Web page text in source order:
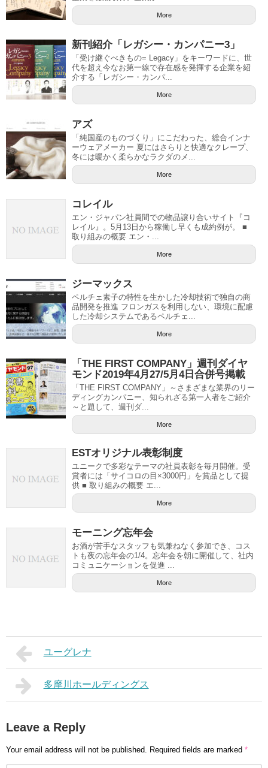
More
新刊紹介「レガシー・カンパニー3」
「受け継ぐべきもの= Legacy」をキーワードに、世
代を超え今なお第一線で存在感を発揮する企業を紹
介する「レガシー・カンパ...
More
アズ
「純国産のものづくり」にこだわった、総合インナ
ーウェアメーカー 夏にはさらりと快適なクレープ、
冬には暖かく柔らかなラクダのメ...
More
コレイル
エン・ジャパン社員間での物品譲り合いサイト『コ
レイル』。5月13日から稼働し早くも成約例が。 ■
取り組みの概要 エン・...
More
ジーマックス
ペルチェ素子の特性を生かした冷却技術で独自の商
品開発を推進 フロンガスを利用しない、環境に配慮
した冷却システムであるペルチェ...
More
「THE FIRST COMPANY」週刊ダイヤ
モンド2019年4月27/5月4日合併号掲載
「THE FIRST COMPANY」～さまざまな業界のリー
ディングカンパニー、知られざる第一人者をご紹介
～と題して、週刊ダ...
More
ESTオリジナル表彰制度
ユニークで多彩なテーマの社員表彰を毎月開催。受
賞者には「サイコロの目×3000円」を賞品として提
供 ■ 取り組みの概要 エ...
More
モーニング忘年会
お酒が苦手なスタッフも気兼ねなく参加でき、コス
トも夜の忘年会の1/4。忘年会を朝に開催して、社内
コミュニケーションを促進 ...
More
ユーグレナ
多摩川ホールディングス
Leave a Reply
Your email address will not be published. Required fields are marked *